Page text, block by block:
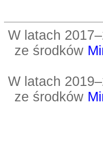
W latach
ze środków
W latach
ze środków